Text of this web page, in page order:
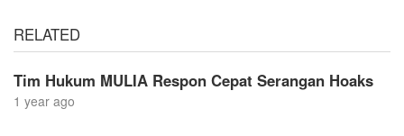
RELATED
Tim Hukum MULIA Respon Cepat Serangan Hoaks
1 year ago